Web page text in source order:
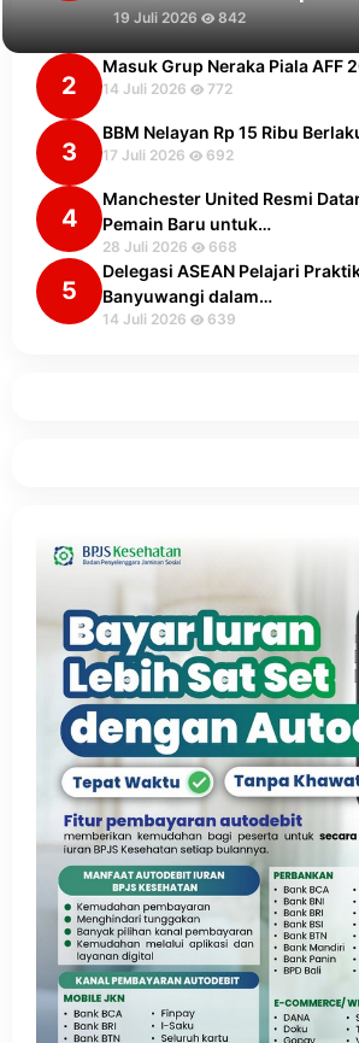
19 Juli 2026 842
2
Masuk Grup Neraka Piala AFF
14 Juli 2026 772
3
BBM Nelayan Rp 15 Ribu
17 Juli 2026 692
4
Manchester United Resmi
Pemain Baru untuk…
28 Juli 2026 668
5
Delegasi ASEAN Pelajari
Banyuwangi dalam…
14 Juli 2026 639